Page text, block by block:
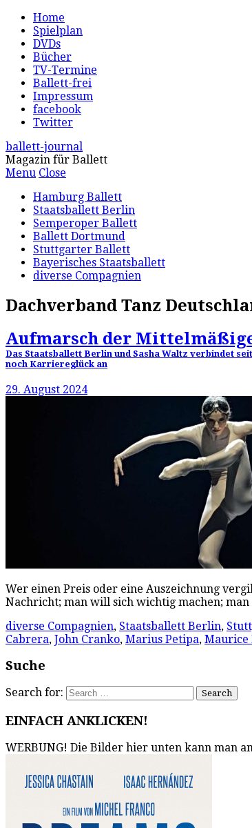
Home
Spielplan
DVDs
Bücher
TV-Termine
Ballett-frei
Impressum
facebook
Twitter
ballett-journal
Magazin für Ballett
Menu Close
Hamburg Ballett
Staatsballett Berlin
Semperoper Ballett
Ballett Dortmund
Stuttgarter Ballett
Bayerisches Staatsballett
diverse Compagnien
Dachverband Tanz
Aufmarsch der
Das Staatsballett Berlin und Sasha Waltz verbindet
noch Karriereglück an
29. August 2024
Wer einen Preis oder eine Auszeichnung
Nachricht; man will sich wichtig machen;
diverse Compagnien, Staatsballett Berlin,
Cabrera, John Cranko, Marius Petipa, Maurice
Suche
Search for:
EINFACH ANKLICKEN!
WERBUNG! Die Bilder hier unten kann man